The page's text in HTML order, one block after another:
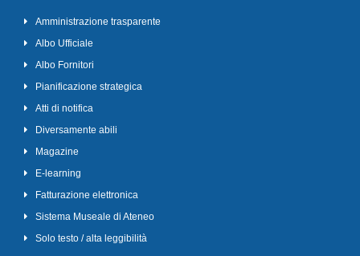
Amministrazione trasparente
Albo Ufficiale
Albo Fornitori
Pianificazione strategica
Atti di notifica
Diversamente abili
Magazine
E-learning
Fatturazione elettronica
Sistema Museale di Ateneo
Solo testo / alta leggibilità